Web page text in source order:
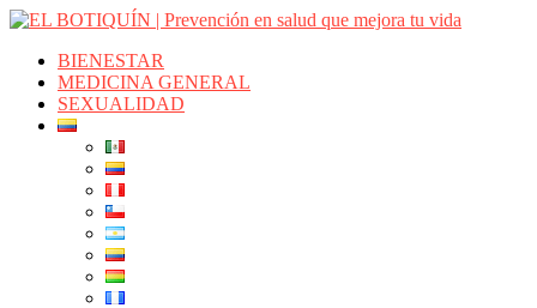
BIENESTAR
MEDICINA GENERAL
SEXUALIDAD